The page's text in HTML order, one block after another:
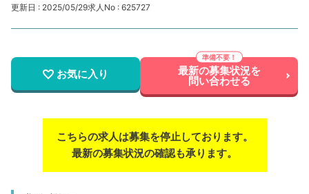
更新日 : 2025/05/29求人No : 625727
お気に入り 最新の募集状況を
問い合わせる
こちらの求人は募集を停止しております。
最新の募集状況の確認も承ります。